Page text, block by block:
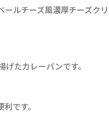
ルチーズ風濃厚チーズク
たカレーパンです。
です。